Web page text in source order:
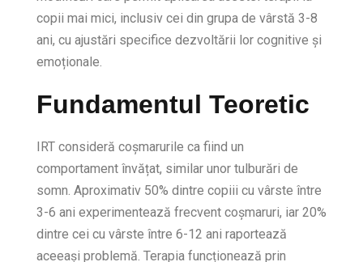
copii mai mici, inclusiv cei din grupa de vârstă 3-8
ani, cu ajustări specifice dezvoltării lor cognitive și
emoționale.
Fundamentul Teoretic
IRT consideră coșmarurile ca fiind un
comportament învățat, similar unor tulburări de
somn. Aproximativ 50% dintre copiii cu vârste între
3-6 ani experimentează frecvent coșmaruri, iar 20%
dintre cei cu vârste între 6-12 ani raportează
aceeași problemă. Terapia funcționează prin